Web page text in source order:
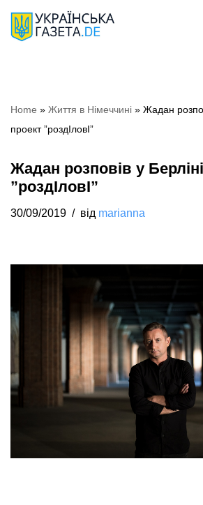
Перейти
Home » Життя в Німеччині » Жадан
проект ”роздІловІ”
Жадан розповів у
”роздІловІ”
30/09/2019 від marianna